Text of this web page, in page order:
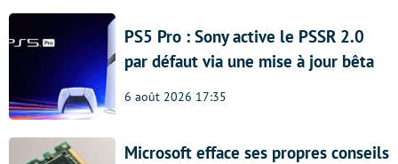
PS5 Pro : Sony active le PSSR 2.0
par défaut via une mise à jour bêta
6 août 2026 17:35
Microsoft efface ses propres conseils